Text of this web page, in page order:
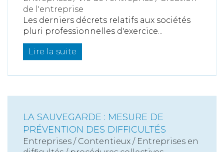
de l'entreprise
Les derniers décrets relatifs aux sociétés
pluri professionnelles d'exercice...
Lire la suite
LA SAUVEGARDE : MESURE DE
PRÉVENTION DES DIFFICULTÉS
Entreprises / Contentieux / Entreprises en